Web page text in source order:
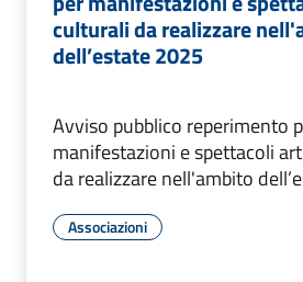
culturali da realizzare
dell’estate 2025
Avviso pubblico reperimento
manifestazioni e spettacoli
da realizzare nell'ambito
Associazioni